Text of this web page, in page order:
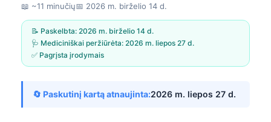
📖 ~11 minučių📅 2026 m. birželio 14 d.
📝 Paskelbta: 2026 m. birželio 14 d.
🩺 Mediciniškai peržiūrėta: 2026 m. liepos 27 d.
✅ Pagrįsta įrodymais
🔄 Paskutinį kartą atnaujinta:2026 m. liepos 27 d.